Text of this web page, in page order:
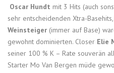
Oscar Hundt mit 3 Hits (auch
sehr entscheidenden Xtra-Basehits,
Weinsteiger (immer auf Base)
gewohnt dominierten. Closer Elie
seiner 100 % K – Rate souverän
Starter Mo Van Bergen müde